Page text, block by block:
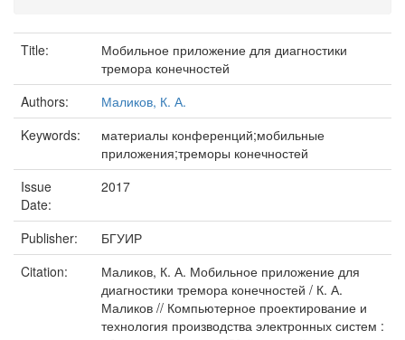
Title:
Мобильное приложение для диагностики
тремора конечностей
Authors:
Маликов, К. А.
Keywords:
материалы конференций;мобильные
приложения;треморы конечностей
Issue
Date:
2017
Publisher:
БГУИР
Citation:
Маликов, К. А. Мобильное приложение для
диагностики тремора конечностей / К. А.
Маликов // Компьютерное проектирование и
технология производства электронных систем :